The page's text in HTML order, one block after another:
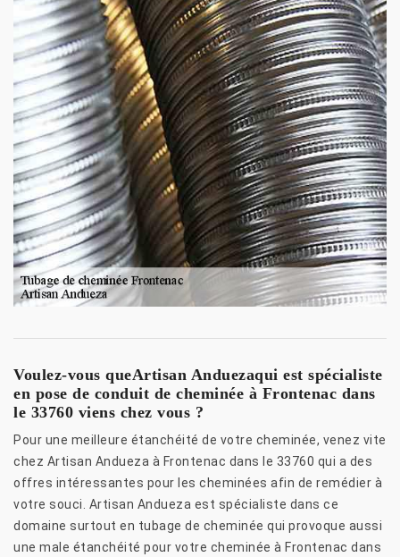
Voulez-vous queArtisan Anduezaqui est spécialiste
en pose de conduit de cheminée à Frontenac dans
le 33760 viens chez vous ?
Pour une meilleure étanchéité de votre cheminée, venez vite
chez Artisan Andueza à Frontenac dans le 33760 qui a des
offres intéressantes pour les cheminées afin de remédier à
votre souci. Artisan Andueza est spécialiste dans ce
domaine surtout en tubage de cheminée qui provoque aussi
une male étanchéité pour votre cheminée à Frontenac dans